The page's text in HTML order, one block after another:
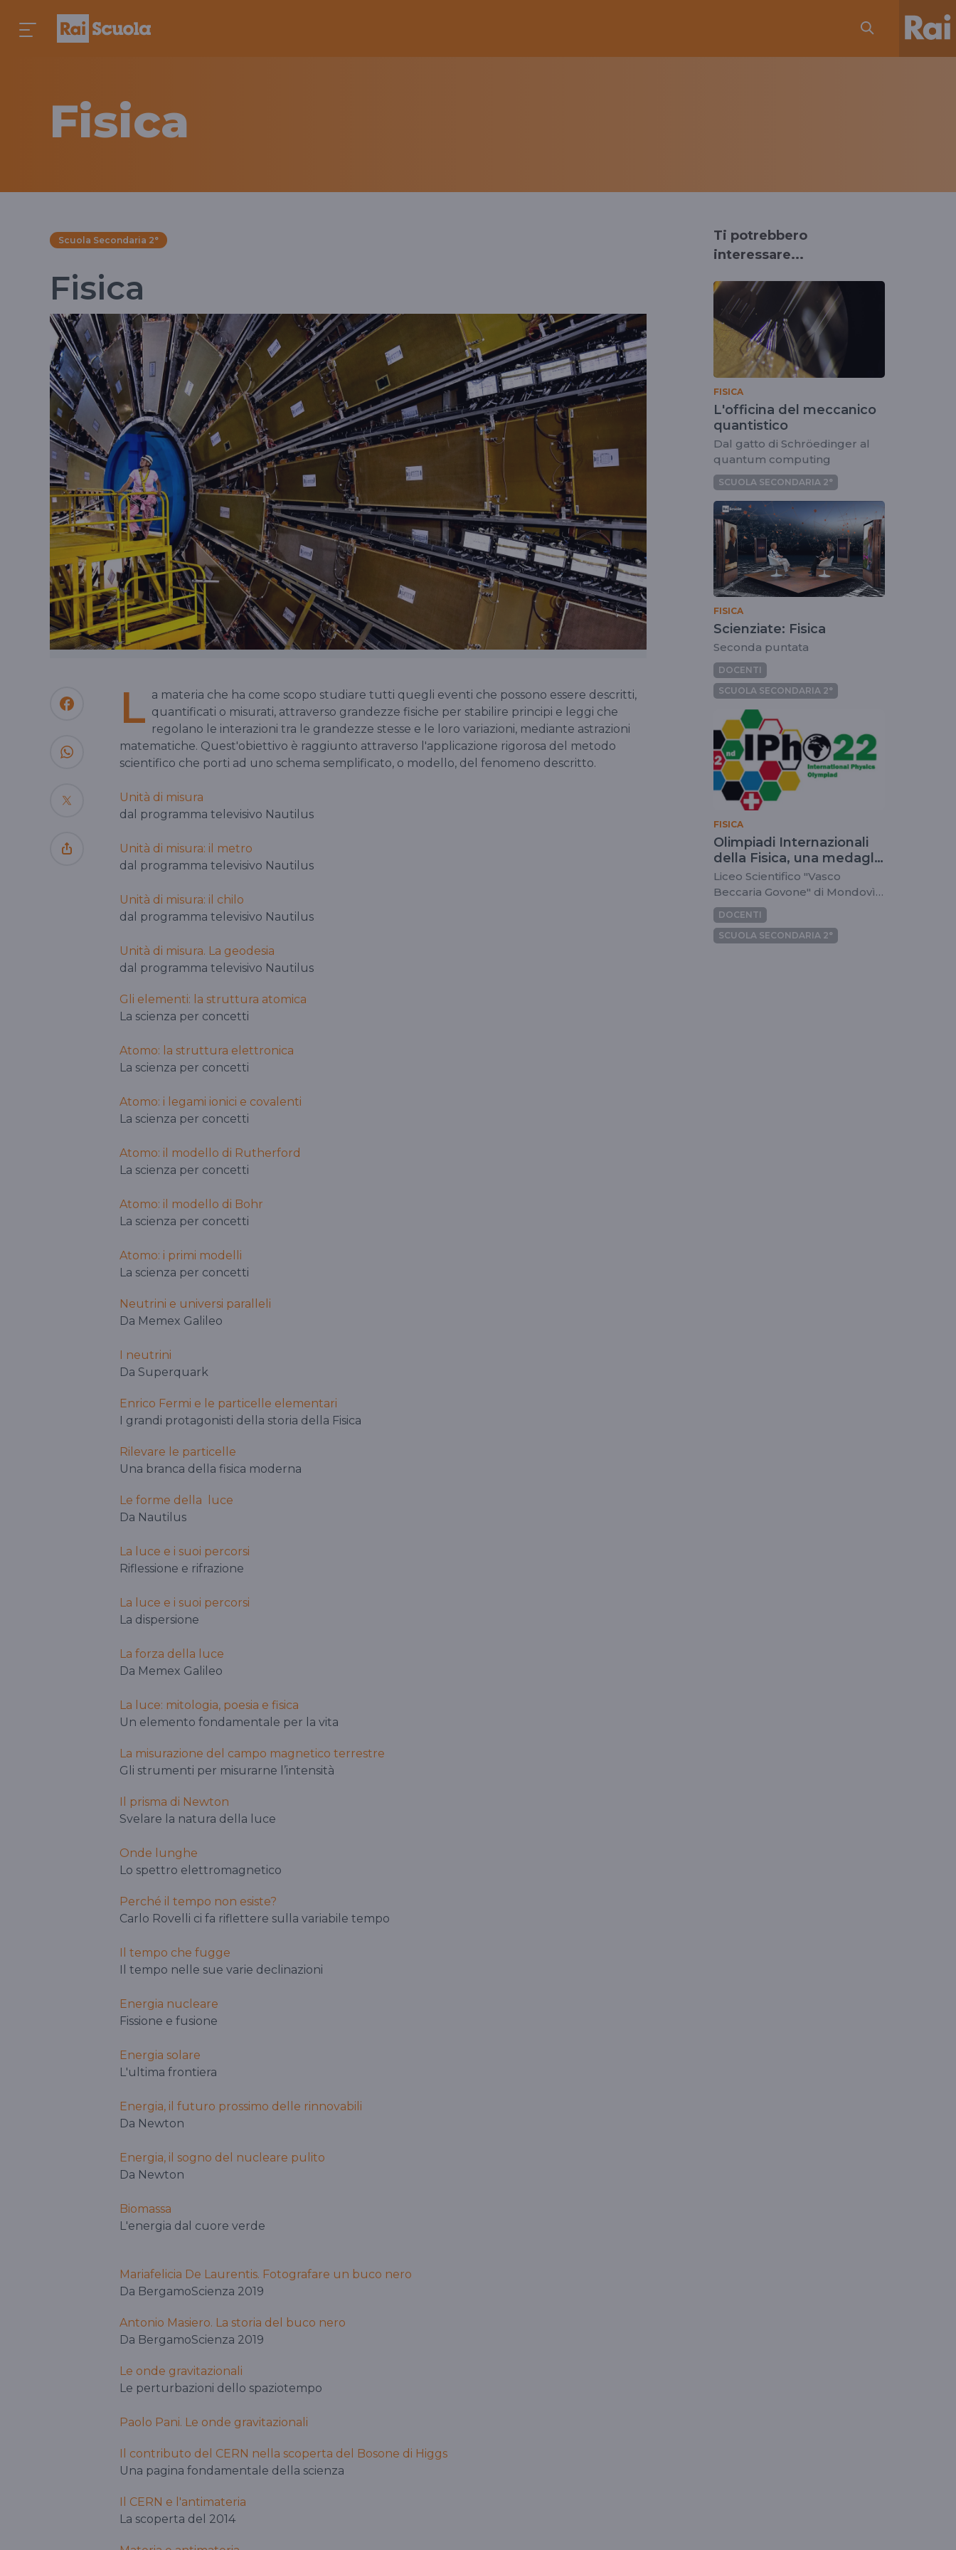
Fisica
Scuola Secondaria 2°
Fisica
L a materia che ha come scopo studiare tutti quegli eventi che possono essere descritti,
quantificati o misurati, attraverso grandezze fisiche per stabilire principi e leggi che
regolano le interazioni tra le grandezze stesse e le loro variazioni, mediante astrazioni
matematiche. Quest'obiettivo è raggiunto attraverso l'applicazione rigorosa del metodo
scientifico che porti ad uno schema semplificato, o modello, del fenomeno descritto.
Unità di misura
dal programma televisivo Nautilus
Unità di misura: il metro
dal programma televisivo Nautilus
Unità di misura: il chilo
dal programma televisivo Nautilus
Unità di misura. La geodesia
dal programma televisivo Nautilus
Gli elementi: la struttura atomica
La scienza per concetti
Atomo: la struttura elettronica
La scienza per concetti
Atomo: i legami ionici e covalenti
La scienza per concetti
Atomo: il modello di Rutherford
La scienza per concetti
Atomo: il modello di Bohr
La scienza per concetti
Atomo: i primi modelli
La scienza per concetti
Neutrini e universi paralleli
Da Memex Galileo
I neutrini
Da Superquark
Enrico Fermi e le particelle elementari
I grandi protagonisti della storia della Fisica
Rilevare le particelle
Una branca della fisica moderna
Le forme della luce
Da Nautilus
La luce e i suoi percorsi
Riflessione e rifrazione
La luce e i suoi percorsi
La dispersione
La forza della luce
Da Memex Galileo
La luce: mitologia, poesia e fisica
Un elemento fondamentale per la vita
La misurazione del campo magnetico terrestre
Gli strumenti per misurarne l’intensità
Il prisma di Newton
Svelare la natura della luce
Onde lunghe
Lo spettro elettromagnetico
Perché il tempo non esiste?
Carlo Rovelli ci fa riflettere sulla variabile tempo
Il tempo che fugge
Il tempo nelle sue varie declinazioni
Energia nucleare
Fissione e fusione
Energia solare
L'ultima frontiera
Energia, il futuro prossimo delle rinnovabili
Da Newton
Energia, il sogno del nucleare pulito
Da Newton
Biomassa
L'energia dal cuore verde
Mariafelicia De Laurentis. Fotografare un buco nero
Da BergamoScienza 2019
Antonio Masiero. La storia del buco nero
Da BergamoScienza 2019
Le onde gravitazionali
Le perturbazioni dello spaziotempo
Paolo Pani. Le onde gravitazionali
Il contributo del CERN nella scoperta del Bosone di Higgs
Una pagina fondamentale della scienza
Il CERN e l'antimateria
La scoperta del 2014
Ti potrebbero
interessare...
FISICA
L'officina del meccanico
quantistico
Dal gatto di Schröedinger al
quantum computing
SCUOLA SECONDARIA 2°
FISICA
Scienziate: Fisica
Seconda puntata
DOCENTI
SCUOLA SECONDARIA 2°
FISICA
Olimpiadi Internazionali
della Fisica, una medaglia
di bronzo per la squadra
italiana
Liceo Scientifico "Vasco
Beccaria Govone" di Mondovì
(CN)
DOCENTI
SCUOLA SECONDARIA 2°